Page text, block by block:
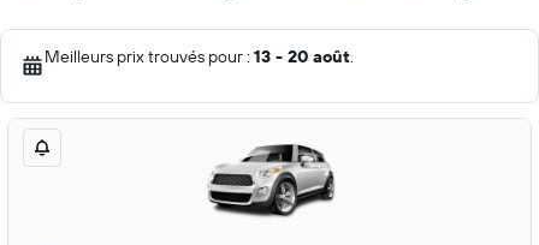
Meilleurs prix trouvés pour : 13 - 20 août.